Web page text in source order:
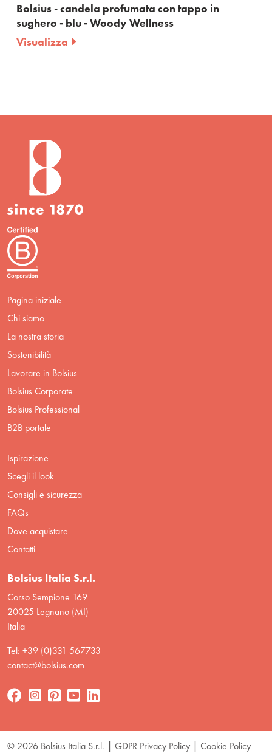
candela profumata con tappo in
blu - Woody Wellness
Bolsius -
Pagina iniziale
Chi siamo
La nostra storia
Sostenibilità
Lavorare in Bolsius
Bolsius Corporate
Bolsius Professional
B2B portale
Ispirazione
Scegli il look
Consigli e sicurezza
FAQs
Dove acquistare
Contatti
Bolsius Italia S.r.l.
Corso Sempione 169
20025 Legnano (MI)
Italia
Tel: +39 (0)331 567733
contact@bolsius.com
© 2026 Bolsius Italia S.r.l. GDPR Privacy Policy Cookie Policy